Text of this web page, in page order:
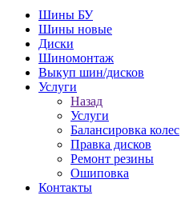
Шины БУ
Шины новые
Диски
Шиномонтаж
Выкуп шин/дисков
Услуги
Назад
Услуги
Балансировка колес
Правка дисков
Ремонт резины
Ошиповка
Контакты